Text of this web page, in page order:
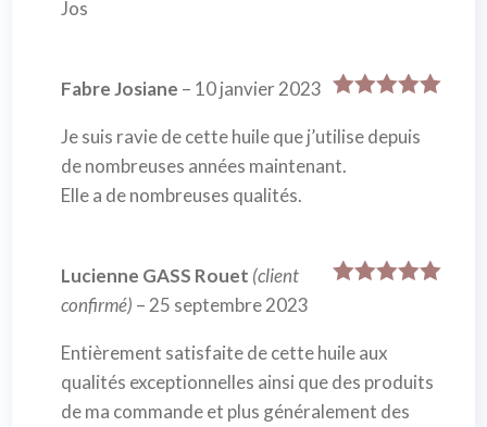
Jos
5
Fabre Josiane – 10 janvier 2023
Je suis ravie de cette huile que j’utilise depuis
de nombreuses années maintenant.
Elle a de nombreuses qualités.
Lucienne GASS Rouet (client
confirmé) – 25 septembre 2023
Entièrement satisfaite de cette huile aux
qualités exceptionnelles ainsi que des produits
de ma commande et plus généralement des